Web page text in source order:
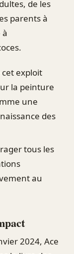
de les
parents à
exploit
la peinture
une
des
tous les
au
2024, Ace